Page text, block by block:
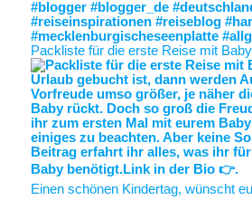
Packliste für die erste Reise mit
Einen schönen Kindertag, wünscht